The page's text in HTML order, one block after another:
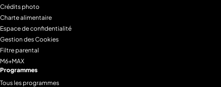
Crédits photo
Charte alimentaire
Espace de confidentialité
Gestion des Cookies
Filtre parental
M6+MAX
Programmes
Tous les programmes